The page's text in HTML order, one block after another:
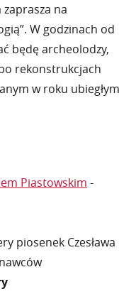
na
W godzinach od
będę archeolodzy,
rekonstrukcjach
w roku ubiegłym
Piastowskim -
piosenek Czesława